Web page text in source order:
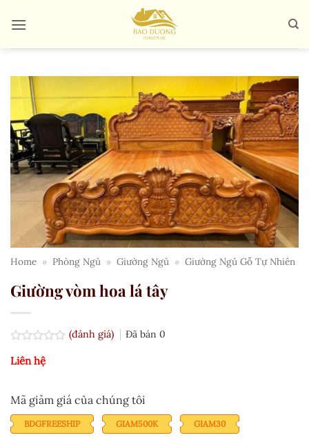
qua
Home » Phòng Ngủ » Giường Ngủ » Giường Ngủ Gỗ Tự Nhiên
Giường vòm hoa lá tây
xếp
5
sao
(đánh giá) Đã bán 0
Liên hệ
Mã giảm giá của chúng tôi
BDGFREESHIP GIAM500K GIAM30